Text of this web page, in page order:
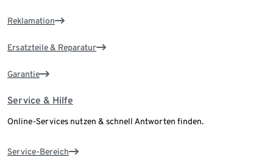
Reklamation
Ersatzteile & Reparatur
Garantie
Service & Hilfe
Online-Services nutzen & schnell Antworten finden.
Service-Bereich